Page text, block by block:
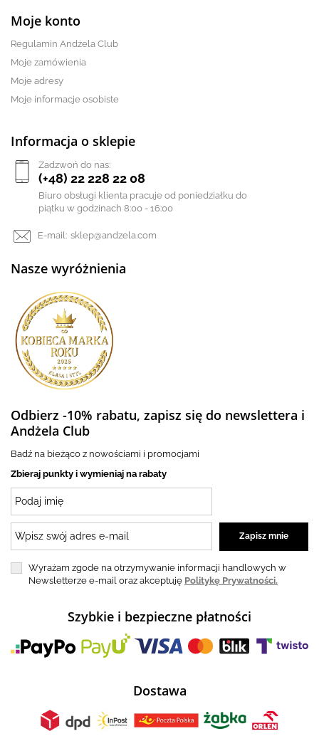
Moje konto
Regulamin Andżela Club
Moje zamówienia
Moje adresy
Moje informacje osobiste
Informacja o sklepie
Zadzwoń do nas:
(+48) 22 228 22 08
Biuro obsługi klienta pracuje od poniedziałku do
piątku w godzinach 8:00 - 16:00
E-mail: sklep@andzela.com
Nasze wyróżnienia
Odbierz -10% rabatu, zapisz się do newslettera i
Andżela Club
Badź na bieżąco z nowościami i promocjami
Zbieraj punkty i wymieniaj na rabaty
Wyrażam zgode na otrzymywanie informacji handlowych w
Newsletterze e-mail oraz akceptuję Politykę Prywatności.
Szybkie i bezpieczne płatności
Dostawa